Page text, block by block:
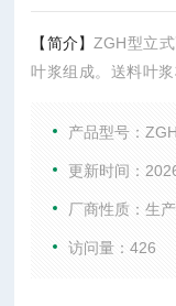
【简介】 ZGH型立
叶浆组成。送料叶
状，在教短时间内
产品型号：
更新时间：
厂商性质：生
访问量：426